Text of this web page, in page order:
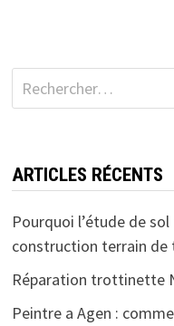
Rechercher :
ARTICLES RÉCENTS
Pourquoi l’étude de
construction terrain de
Réparation trottinette
Peintre a Agen :